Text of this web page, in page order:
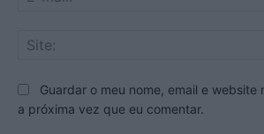
Guardar o meu nome, email e website
a próxima vez que eu comentar.